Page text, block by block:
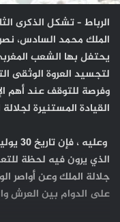
الرباط – تشكل الذكرى
الملك محمد السادس،
لتجسيد العروة الوثقى
وفرصة للتوقف عند أهم
القيادة المستنيرة
الذي يرون فيه لحظة
جلالة الملك وعن أواصر
على الدوام بين العرش